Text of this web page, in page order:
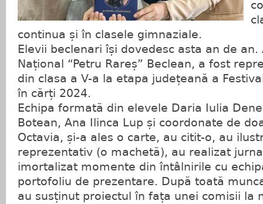
continua și în clasele gimnaziale.
Elevii beclenari își dovedesc asta an de an.
Național “Petru Rareș” Beclean, a fost
din clasa a V-a la etapa județeană a
în cărți 2024.
Echipa formată din elevele Daria Iulia
Botean, Ana Ilinca Lup și coordonate de
Octavia, și-a ales o carte, au citit-o, au
reprezentativ (o machetă), au realizat
imortalizat momente din întâlnirile cu
portofoliu de prezentare. După toată
au susținut proiectul în fața unei comisii la